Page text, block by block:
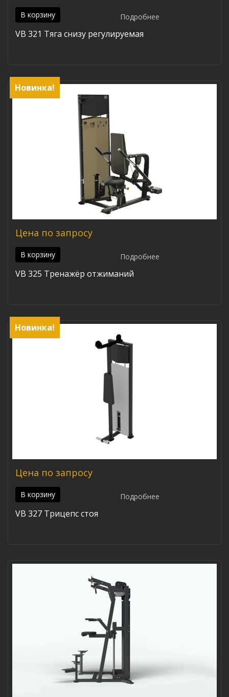
В корзину Подробнее
VB 321 Тяга снизу регулируемая
Новинка!
Цена по запросу
В корзину Подробнее
VB 325 Тренажёр отжиманий
Новинка!
Цена по запросу
В корзину Подробнее
VB 327 Трицепс стоя